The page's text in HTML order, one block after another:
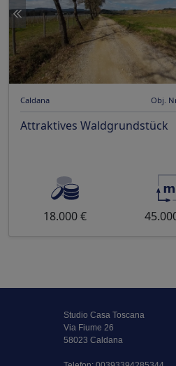
Caldana Obj.
Attraktives Waldgrundstück
18.000 €
Studio Casa Toscana
Via Fiume 26
58023 Caldana